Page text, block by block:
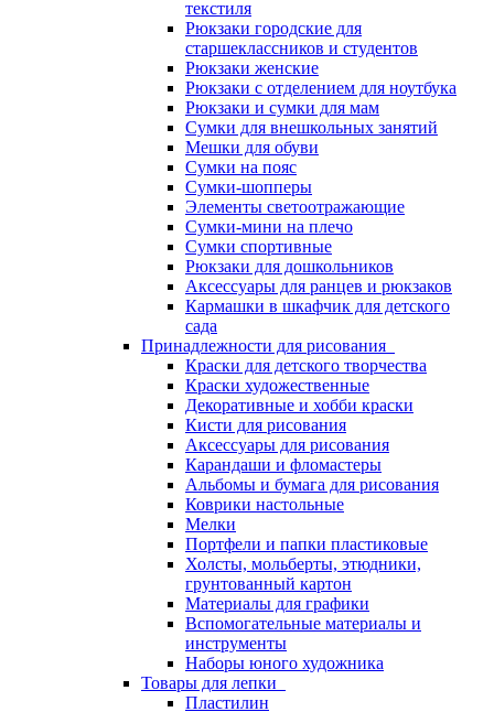
текстиля
Рюкзаки городские для
старшеклассников и студентов
Рюкзаки женские
Рюкзаки с отделением для ноутбука
Рюкзаки и сумки для мам
Сумки для внешкольных занятий
Мешки для обуви
Сумки на пояс
Сумки-шопперы
Элементы светоотражающие
Сумки-мини на плечо
Сумки спортивные
Рюкзаки для дошкольников
Аксессуары для ранцев и рюкзаков
Кармашки в шкафчик для детского
сада
Принадлежности для рисования
Краски для детского творчества
Краски художественные
Декоративные и хобби краски
Кисти для рисования
Аксессуары для рисования
Карандаши и фломастеры
Альбомы и бумага для рисования
Коврики настольные
Мелки
Портфели и папки пластиковые
Холсты, мольберты, этюдники,
грунтованный картон
Материалы для графики
Вспомогательные материалы и
инструменты
Наборы юного художника
Товары для лепки
Пластилин